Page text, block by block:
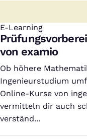
E-Learning
:
von examio
Ob höhere
Ingenieurstudium
Online-Kurse von
vermitteln dir auch
verständ...